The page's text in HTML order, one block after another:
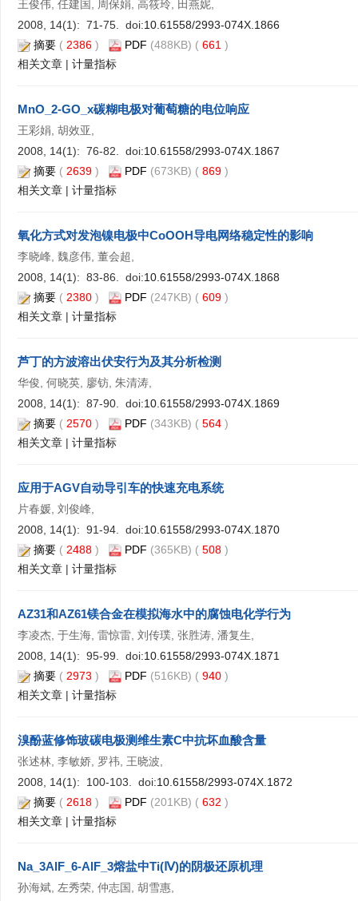
王俊伟, 任建国, 周保娟, 高筱玲, 田燕妮,
2008, 14(1): 71-75. doi:10.61558/2993-074X.1866
摘要 ( 2386 ) PDF (488KB) ( 661 )
相关文章 | 计量指标
MnO_2-GO_x碳糊电极对葡萄糖的电位响应
王彩娟, 胡效亚,
2008, 14(1): 76-82. doi:10.61558/2993-074X.1867
摘要 ( 2639 ) PDF (673KB) ( 869 )
相关文章 | 计量指标
氧化方式对发泡镍电极中CoOOH导电网络稳定性的影响
李晓峰, 魏彦伟, 董会超,
2008, 14(1): 83-86. doi:10.61558/2993-074X.1868
摘要 ( 2380 ) PDF (247KB) ( 609 )
相关文章 | 计量指标
芦丁的方波溶出伏安行为及其分析检测
华俊, 何晓英, 廖钫, 朱清涛,
2008, 14(1): 87-90. doi:10.61558/2993-074X.1869
摘要 ( 2570 ) PDF (343KB) ( 564 )
相关文章 | 计量指标
应用于AGV自动导引车的快速充电系统
片春媛, 刘俊峰,
2008, 14(1): 91-94. doi:10.61558/2993-074X.1870
摘要 ( 2488 ) PDF (365KB) ( 508 )
相关文章 | 计量指标
AZ31和AZ61镁合金在模拟海水中的腐蚀电化学行为
李凌杰, 于生海, 雷惊雷, 刘传璞, 张胜涛, 潘复生,
2008, 14(1): 95-99. doi:10.61558/2993-074X.1871
摘要 ( 2973 ) PDF (516KB) ( 940 )
相关文章 | 计量指标
溴酚蓝修饰玻碳电极测维生素C中抗坏血酸含量
张述林, 李敏娇, 罗祎, 王晓波,
2008, 14(1): 100-103. doi:10.61558/2993-074X.1872
摘要 ( 2618 ) PDF (201KB) ( 632 )
相关文章 | 计量指标
Na_3AlF_6-AlF_3熔盐中Ti(Ⅳ)的阴极还原机理
孙海斌, 左秀荣, 仲志国, 胡雪惠,